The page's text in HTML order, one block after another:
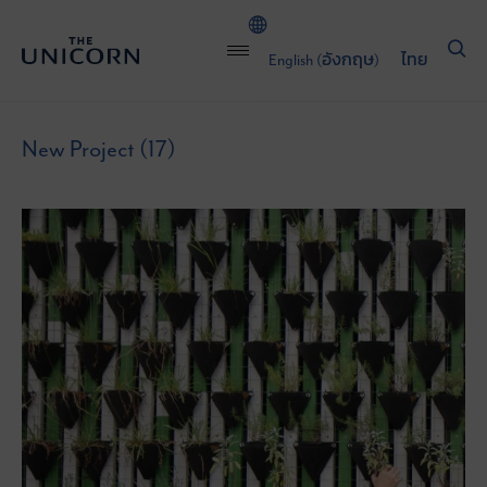
English (อังกฤษ) ไทย
New Project (17)